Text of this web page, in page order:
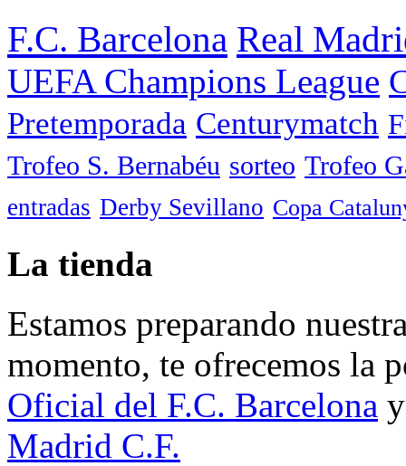
F.C. Barcelona Real
UEFA Champions League
Pretemporada Centurymatch
Trofeo S. Bernabéu sorteo Trofeo
entradas Derby Sevillano Copa
La tienda
Estamos preparando
momento, te ofrecemos la
Oficial del F.C. Barcelona
Madrid C.F.